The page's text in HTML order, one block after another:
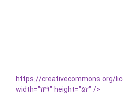
https://creativecommons.org/
width="149" height="52" />